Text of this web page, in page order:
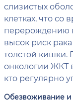
слизистых
клетках, что со
перерождению
высок риск
толстой кишки.
онкологии ЖКТ
кто регулярно
Обезвоживание и